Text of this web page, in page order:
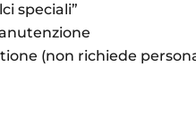
speciali”
(non richiede